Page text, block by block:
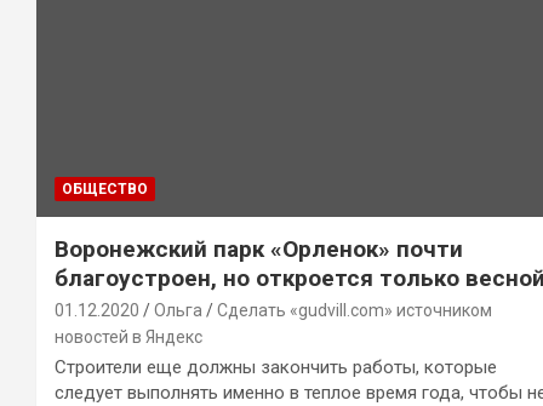
ОБЩЕСТВО
Воронежский парк «Орленок» почти
благоустроен, но откроется только
01.12.2020 Ольга
Сделать «gudvill.com» источником
новостей в Яндекс
Строители еще должны закончить работы, которые
следует выполнять именно в теплое время года, чтобы